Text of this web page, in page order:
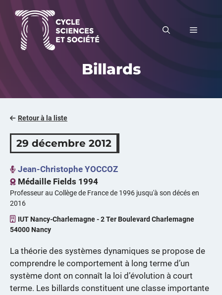
contenu
MENU
Billards
Retour à la liste
29 décembre 2012
Jean-Christophe YOCCOZ
Médaille Fields 1994
Professeur au Collège de France de 1996 jusqu'à son décés en
2016
IUT Nancy-Charlemagne - 2 Ter Boulevard Charlemagne
54000 Nancy
La théorie des systèmes dynamiques se propose de
comprendre le comportement à long terme d’un
système dont on connaît la loi d’évolution à court
terme. Les billards constituent une classe importante